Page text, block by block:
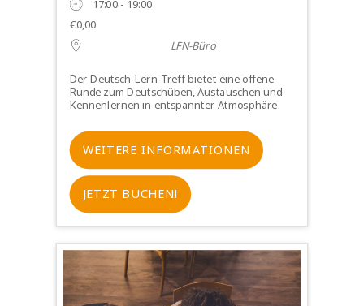
17:00 - 19:00
€0,00
LFN-Büro
Der Deutsch-Lern-Treff bietet eine offene
Runde zum Deutschüben, Austauschen und
Kennenlernen in entspannter Atmosphäre.
WEITERE INFORMATIONEN
JETZT BUCHEN!